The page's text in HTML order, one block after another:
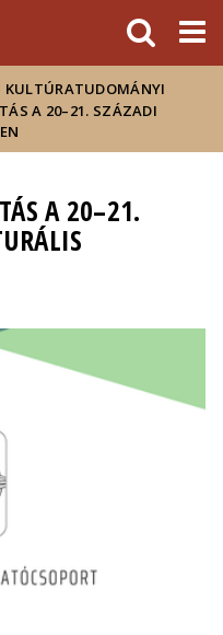
KULTÚRATUDOMÁNYI
A 20–21. SZÁZADI
A 20–21.